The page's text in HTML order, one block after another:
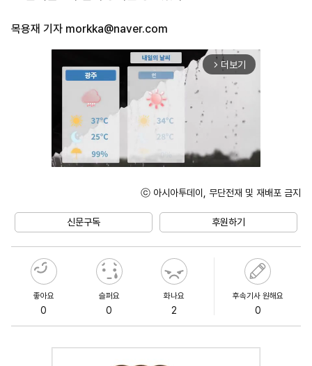
목용재 기자 morkka@naver.com
arrow_forward_ios 더보기
ⓒ 아시아투데이, 무단전재 및 재배포 금지
신문구독 후원하기
좋아요
0
슬퍼요
0
화나요
2
후속기사 원해요
0